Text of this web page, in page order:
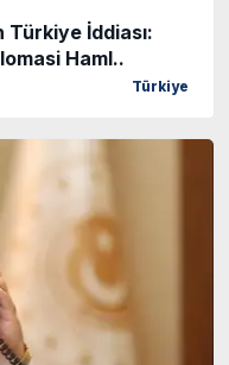
Türkiye İddiası:
Haml..
Türkiye